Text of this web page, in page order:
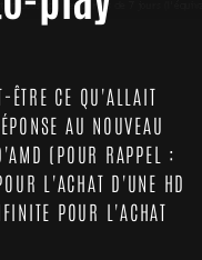
ÊTRE CE QU'ALLAIT
AU NOUVEAU
(POUR RAPPEL :
L'ACHAT D'UNE HD
POUR L'ACHAT